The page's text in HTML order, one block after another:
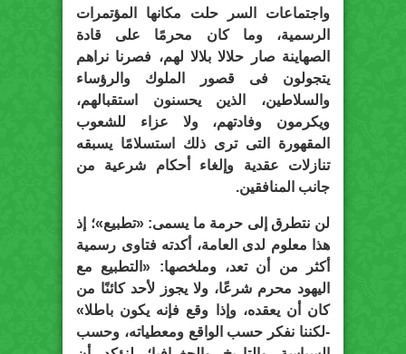
واجتماعات السر حلت مكانها المؤتمرات
الرسمية، وما كان محرمًا على قادة
الصهاينة صار حلالا بلالا لهم، فصرنا نراهم
يتجولون فى قصور الملوك والرؤساء
والسلاطين، الذين يحسنون استقبالهم،
ويكرمون وفادتهم، ولا عزاء للشعوب
المقهورة التى ترى ذلك استسلامًا يسبقه
تنازلات عقدية وإلغاء أحكام شرعية من
جانب المنافقين.
لن نتطرق إلى حرمة ما يسمى: «تطبيع»؛ إذ
هذا معلوم لدى العامة، أكدته فتاوى رسمية
أكثر من أن تعد، وملخصها: «التطبيع مع
اليهود محرم شرعًا، ولا يجوز لأحد كائنًا من
كان أن يعقده، وإذا وقع فإنه يكون باطلا»
-لكننا نفكر حسب الواقع ومعطياته، وحسب